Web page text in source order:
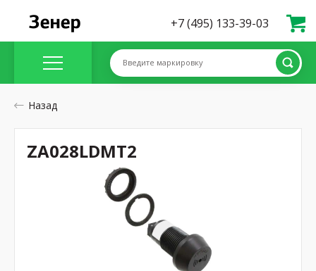
+7 (495) 133-39-03
Введите маркировку
Назад
ZA028LDMT2